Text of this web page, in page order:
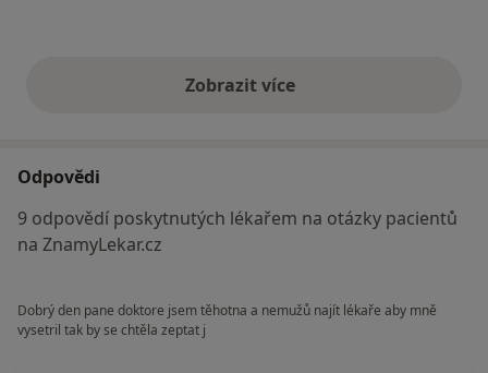
Zobrazit vícevýše uvedené názory
Odpovědi
9 odpovědí poskytnutých lékařem na otázky pacientů
na ZnamyLekar.cz
Dobrý den pane doktore jsem těhotna a nemužů najít lékaře aby mně
vysetril tak by se chtěla zeptat j